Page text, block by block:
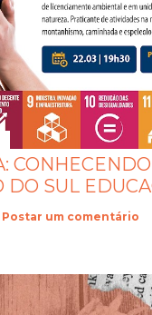
CONHECENDO
DO SUL
Postar um comentário